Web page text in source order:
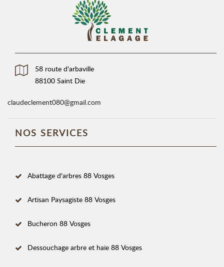
58 route d'arbaville
88100 Saint Die
claudeclement080@gmail.com
NOS SERVICES
Abattage d'arbres 88 Vosges
Artisan Paysagiste 88 Vosges
Bucheron 88 Vosges
Dessouchage arbre et haie 88 Vosges